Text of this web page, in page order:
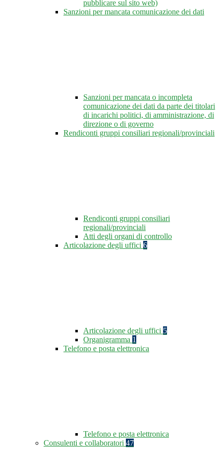
pubblicare sul sito web)
Sanzioni per mancata comunicazione dei dati
Sanzioni per mancata o incompleta
comunicazione dei dati da parte dei titolari
di incarichi politici, di amministrazione, di
direzione o di governo
Rendiconti gruppi consiliari regionali/provinciali
Rendiconti gruppi consiliari
regionali/provinciali
Atti degli organi di controllo
Articolazione degli uffici 6
Articolazione degli uffici 5
Organigramma 1
Telefono e posta elettronica
Telefono e posta elettronica
Consulenti e collaboratori 47